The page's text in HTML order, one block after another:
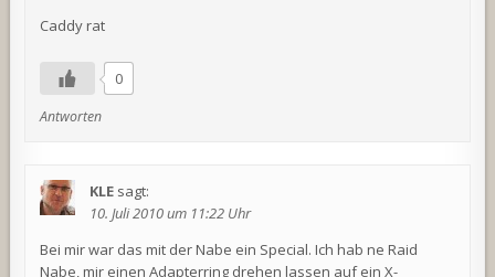
Caddy rat
0
Antworten
KLE sagt:
10. Juli 2010 um 11:22 Uhr
Bei mir war das mit der Nabe ein Special. Ich hab ne Raid
Nabe, mir einen Adapterring drehen lassen auf ein X-